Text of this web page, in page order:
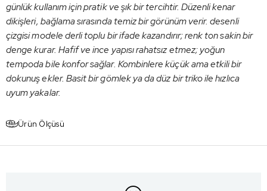
günlük kullanım için pratik ve şık bir tercihtir. Düzenli kenar
dikişleri, bağlama sırasında temiz bir görünüm verir. desenli
çizgisi modele derli toplu bir ifade kazandırır; renk ton sakin bir
denge kurar. Hafif ve ince yapısı rahatsız etmez; yoğun
tempoda bile konfor sağlar. Kombinlere küçük ama etkili bir
dokunuş ekler. Basit bir gömlek ya da düz bir triko ile hızlıca
uyum yakalar.
Ürün Ölçüsü